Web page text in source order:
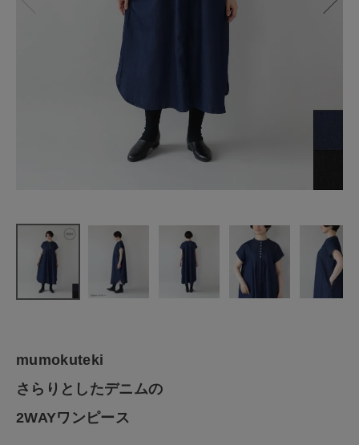
CATEGORY
生活雑貨
mumokuteki
さらりとしたデニムの
2WAYワンピース